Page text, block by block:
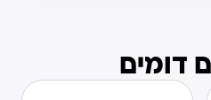
דומים